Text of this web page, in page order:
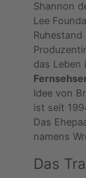
Shannon
Lee
das Leben
Idee von
ist seit
Das
namens
Das